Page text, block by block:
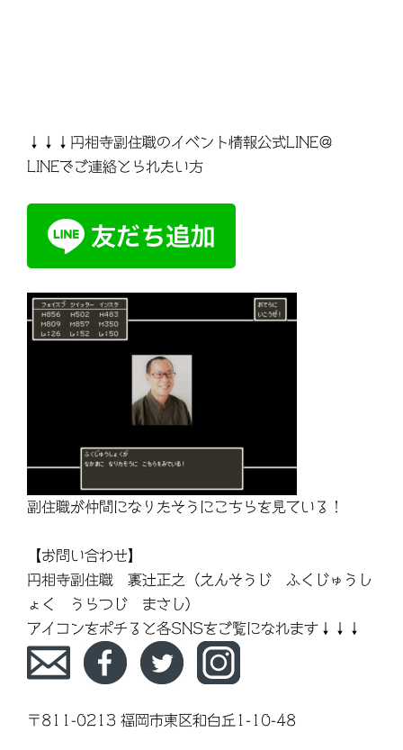
↓↓↓円相寺副住職のイベント情報公式LINE＠
LINEでご連絡とられたい方
副住職が仲間になりたそうにこちらを見ている！
【お問い合わせ】
円相寺副住職 裏辻正之（えんそうじ ふくじゅうし
ょく うらつじ まさし）
アイコンをポチると各SNSをご覧になれます↓↓↓
〒811-0213 福岡市東区和白丘1-10-48